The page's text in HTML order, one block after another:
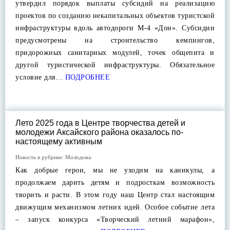
утвердил порядок выплаты субсидий на реализацию
проектов по созданию некапитальных объектов туристской
инфраструктуры вдоль автодороги М-4 «Дон». Субсидии
предусмотрены на строительство кемпингов,
придорожных санитарных модулей, точек общепита и
другой туристической инфраструктуры. Обязательное
условие для… ПОДРОБНЕЕ
Лето 2025 года в Центре творчества детей и
молодежи Аксайского района оказалось по-
настоящему активным
Новость в рубрике: Молодежь
Как добрые герои, мы не уходим на каникулы, а
продолжаем дарить детям и подросткам возможность
творить и расти. В этом году наш Центр стал настоящим
движущим механизмом летних идей. Особое событие лета
– запуск конкурса «Творческий летний марафон»,